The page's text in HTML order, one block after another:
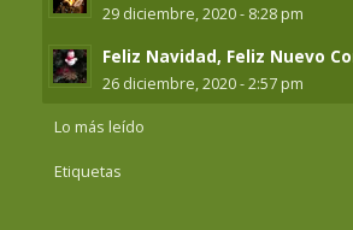
29 diciembre, 2020 - 8:28 pm
Feliz Navidad, Feliz Nuevo
26 diciembre, 2020 - 2:57 pm
Lo más leído
Etiquetas